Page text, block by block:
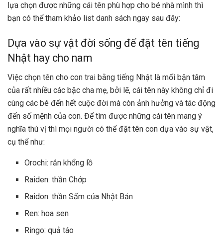
lựa chọn được những cái tên phù hợp cho bé nhà mình thì
bạn có thể tham khảo list danh sách ngay sau đây:
Dựa vào sự vật đời sống để đặt tên tiếng
Nhật hay cho nam
Việc chọn tên cho con trai bằng tiếng Nhật là mối bận tâm
của rất nhiều các bậc cha mẹ, bởi lẽ, cái tên này không chỉ đi
cùng các bé đến hết cuộc đời mà còn ảnh hưởng và tác động
đến số mệnh của con. Để tìm được những cái tên mang ý
nghĩa thú vị thì mọi người có thể đặt tên con dựa vào sự vật,
cụ thể như:
Orochi: rắn khổng lồ
Raiden: thần Chớp
Raidon: thần Sấm của Nhật Bản
Ren: hoa sen
Ringo: quả táo